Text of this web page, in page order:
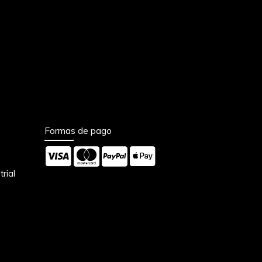
Formas de pago